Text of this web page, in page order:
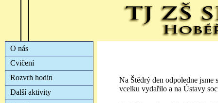
Na Štědrý den odpoledne jsme
vcelku vydařilo a na Ústavy